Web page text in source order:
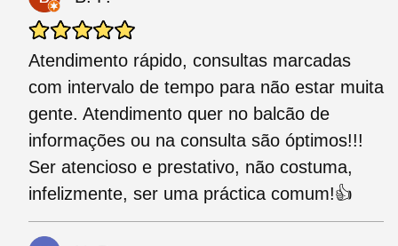
Atendimento rápido, consultas marcadas
com intervalo de tempo para não estar muita
gente. Atendimento quer no balcão de
informações ou na consulta são óptimos!!!
Ser atencioso e prestativo, não costuma,
infelizmente, ser uma práctica comum!👍